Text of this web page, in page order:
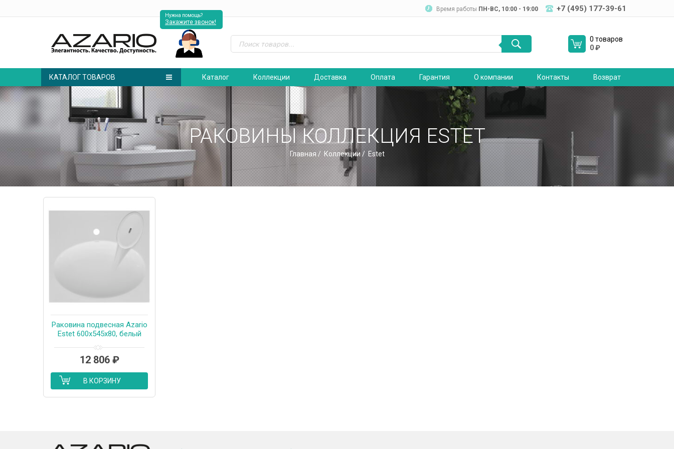
Время работы ПН-ВC, 10:00 - 19:00 +7 (495) 177-39-61
Нужна помощь?
Закажите звонок!
0 товаров
0₽
КАТАЛОГ ТОВАРОВ Каталог Коллекции Доставка Оплата Гарантия О компании Контакты Возврат
РАКОВИНЫ КОЛЛЕКЦИЯ ESTET
Главная / Коллекции / Estet
Раковина подвесная Azario
Estet 600х545х80, белый
12 806 ₽
В КОРЗИНУ